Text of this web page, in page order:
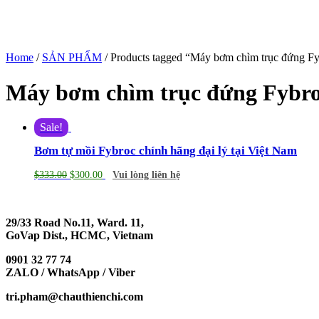
Home / SẢN PHẨM / Products tagged “Máy bơm chìm trục đứng
Máy bơm chìm trục đứng
Sale!
Bơm tự mồi Fybroc chính hãng đại lý tại Việt Nam
$333.00 $300.00 Vui lòng liên hệ
29/33 Road No.11, Ward. 11,
GoVap Dist., HCMC, Vietnam
0901 32 77 74
ZALO / WhatsApp / Viber
tri.pham@chauthienchi.com